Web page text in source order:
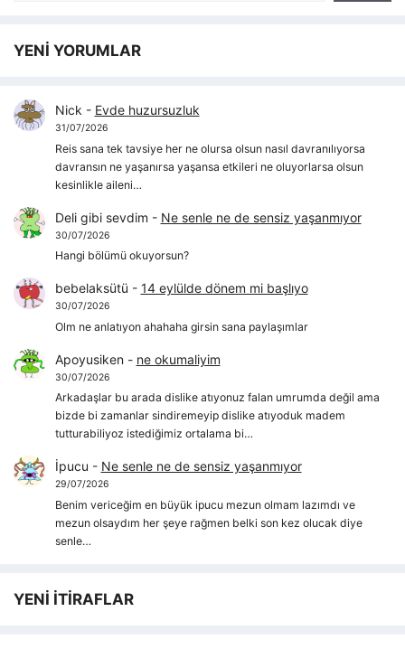
YENİ YORUMLAR
Nick - Evde huzursuzluk
31/07/2026
Reis sana tek tavsiye her ne olursa olsun nasıl davranılıyorsa
davransın ne yaşanırsa yaşansa etkileri ne oluyorlarsa olsun
kesinlikle aileni…
Deli gibi sevdim - Ne senle ne de sensiz yaşanmıyor
30/07/2026
Hangi bölümü okuyorsun?
bebelaksütü - 14 eylülde dönem mi başlıyo
30/07/2026
Olm ne anlatıyon ahahaha girsin sana paylaşımlar
Apoyusiken- ne okumaliyim
30/07/2026
Arkadaşlar bu arada dislike atıyonuz falan umrumda değil ama
bizde bi zamanlar sindiremeyip dislike atıyoduk madem
tutturabiliyoz istediğimiz ortalama bi…
İpucu - Ne senle ne de sensiz yaşanmıyor
29/07/2026
Benim vericeğim en büyük ipucu mezun olmam lazımdı ve
mezun olsaydım her şeye rağmen belki son kez olucak diye
senle…
YENİ İTİRAFLAR